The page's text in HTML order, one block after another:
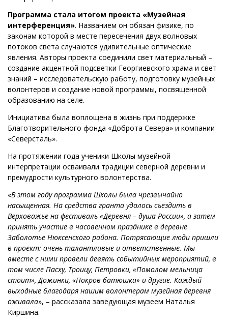
Программа стала итогом проекта «Музейная
интерференция». Названием он обязан физике, по
законам которой в месте пересечения двух волновых
потоков света случаются удивительные оптические
явления. Авторы проекта соединили свет материальный –
создание акцентной подсветки Георгиевского храма и свет
знаний – исследовательскую работу, подготовку музейных
волонтеров и создание новой программы, посвященной
образованию на селе.
Инициатива была воплощена в жизнь при поддержке
Благотворительного фонда «Доброта Севера» и компании
«Северсталь».
На протяжении года ученики Школы музейной
интерпретации осваивали традиции северной деревни и
премудрости культурного волонтерства.
«В этом году программа Школы была чрезвычайно
насыщенная. На средства гранта удалось съездить в
Верховажье на фестиваль «Деревня – душа России», а затем
принять участие в часовенном празднике в деревне
Заболотье Нюксенского района. Потрясающие люди пришли
в проект: очень талантливые и ответственные. Мы
вместе с ними провели девять событийных мероприятий, в
том числе Пасху, Троицу, Петровки, «Помолом мельница
стоит», Дожинки, «Покров-батюшка» и другие. Каждый
выходные благодаря нашим волонтерам музейная деревня
оживала», – рассказала заведующая музеем Наталья
Киршина.